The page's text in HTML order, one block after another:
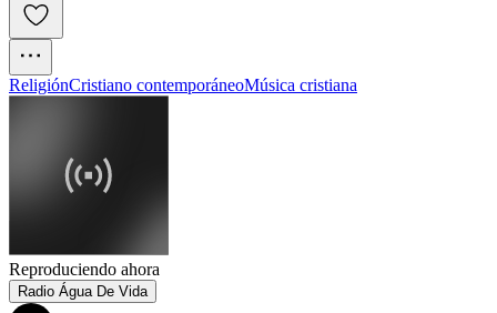
ReligiónCristiano contemporáneoMúsica cristiana
Reproduciendo ahora
Radio Água De Vida